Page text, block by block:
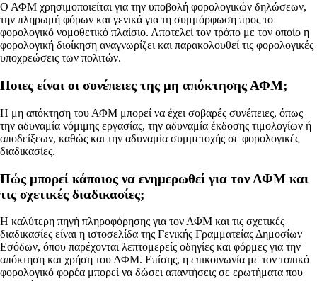
Ο ΑΦΜ χρησιμοποιείται για την υποβολή φορολογικών δηλώσεων,
την πληρωμή φόρων και γενικά για τη συμμόρφωση προς το
φορολογικό νομοθετικό πλαίσιο. Αποτελεί τον τρόπο με τον οποίο η
φορολογική διοίκηση αναγνωρίζει και παρακολουθεί τις φορολογικές
υποχρεώσεις των πολιτών.
Ποιες είναι οι συνέπειες της μη απόκτησης ΑΦΜ;
Η μη απόκτηση του ΑΦΜ μπορεί να έχει σοβαρές συνέπειες, όπως
την αδυναμία νόμιμης εργασίας, την αδυναμία έκδοσης τιμολογίων ή
αποδείξεων, καθώς και την αδυναμία συμμετοχής σε φορολογικές
διαδικασίες.
Πώς μπορεί κάποιος να ενημερωθεί για τον ΑΦΜ και
τις σχετικές διαδικασίες;
Η καλύτερη πηγή πληροφόρησης για τον ΑΦΜ και τις σχετικές
διαδικασίες είναι η ιστοσελίδα της Γενικής Γραμματείας Δημοσίων
Εσόδων, όπου παρέχονται λεπτομερείς οδηγίες και φόρμες για την
απόκτηση και χρήση του ΑΦΜ. Επίσης, η επικοινωνία με τον τοπικό
φορολογικό φορέα μπορεί να δώσει απαντήσεις σε ερωτήματα που